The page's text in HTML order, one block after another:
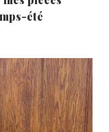
été